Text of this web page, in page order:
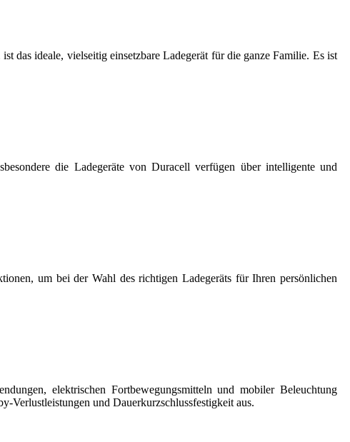
das ideale, vielseitig einsetzbare Ladegerät für die ganze Familie. Es ist
die Ladegeräte von Duracell verfügen über intelligente und
um bei der Wahl des richtigen Ladegeräts für Ihren persönlichen
elektrischen Fortbewegungsmitteln und mobiler Beleuchtung
Verlustleistungen und Dauerkurzschlussfestigkeit aus.